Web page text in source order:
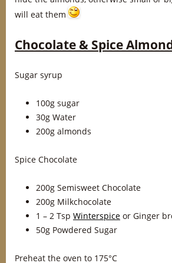
will eat them
Chocolate & Spice
Sugar syrup
100g sugar
30g Water
200g almonds
Spice Chocolate
200g Semisweet Chocolate
200g Milkchocolate
1 – 2 Tsp Winterspice or Ginger
50g Powdered Sugar
Preheat the oven to 175°C